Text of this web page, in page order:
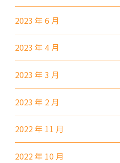
小巴
406A
保姆車1
前往方法
西貢分校
巴士
92, 299, 792M
小巴
1A
2023 年 6 月
2023 年 4 月
2023 年 3 月
2023 年 2 月
2022 年 11 月
2022 年 10 月